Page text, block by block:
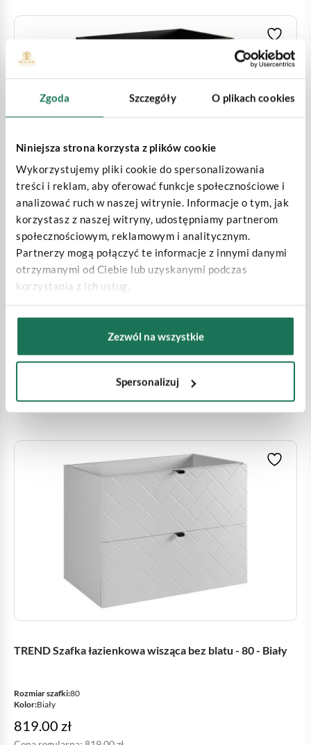
Zgoda Szczegóły O plikach cookies
Niniejsza strona korzysta z plików cookie
Wykorzystujemy pliki cookie do spersonalizowania
treści i reklam, aby oferować funkcje społecznościowe i
analizować ruch w naszej witrynie. Informacje o tym, jak
korzystasz z naszej witryny, udostępniamy partnerom
społecznościowym, reklamowym i analitycznym.
Partnerzy mogą połączyć te informacje z innymi danymi
otrzymanymi od Ciebie lub uzyskanymi podczas
korzystania z ich usług.
Zezwól na wszystkie
Spersonalizuj
TREND Szafka łazienkowa wisząca bez blatu - 60 -
Czarny/dąb craft złoty
Rozmiar szafki:60
Cena regularna:746.00zł
Zobacz produkt
TREND Szafka łazienkowa wisząca bez blatu - 80 - Biały
Rozmiar szafki:80
Kolor:Biały
819.00 zł